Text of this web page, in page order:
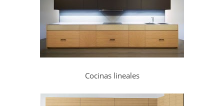
Cocinas lineales